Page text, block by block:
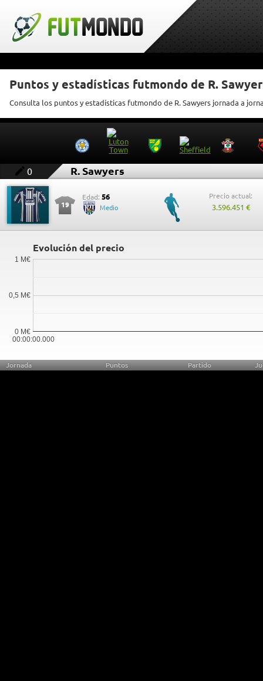
Puntos y estadísticas futmondo de R.
Consulta los puntos y estadísticas futmondo de R. Sawyers jornada a
0 R. Sawyers
19
Edad: 56
Medio
Precio actual:
3.596.451 €
Evolución del precio
00:00:00.000
0 M€
0,5 M€
1 M€
Jornada Puntos Partido